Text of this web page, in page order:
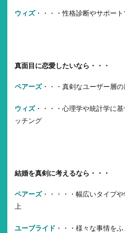
ウィズ ・・・・性格診断やサポー
真面目に恋愛したいなら・・・
ペアーズ ・・・真剣なユーザー層
ウィズ ・・・・心理学や統計学に
ッチング
結婚を真剣に考えるなら・・・
ペアーズ ・・・・・幅広いタイプ
上
ユーブライド ・・・様々な事情を